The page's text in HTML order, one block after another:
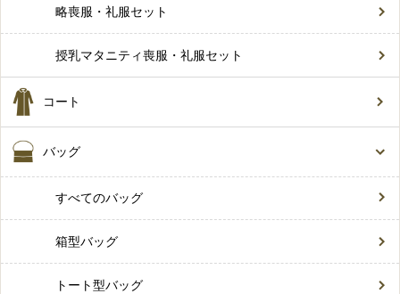
略喪服・礼服セット
授乳マタニティ喪服・礼服セット
コート
バッグ
すべてのバッグ
箱型バッグ
トート型バッグ